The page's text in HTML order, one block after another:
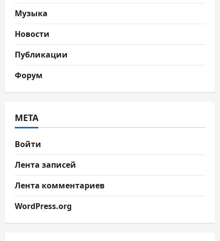
Музыка
Новости
Публикации
Форум
МЕТА
Войти
Лента записей
Лента комментариев
WordPress.org